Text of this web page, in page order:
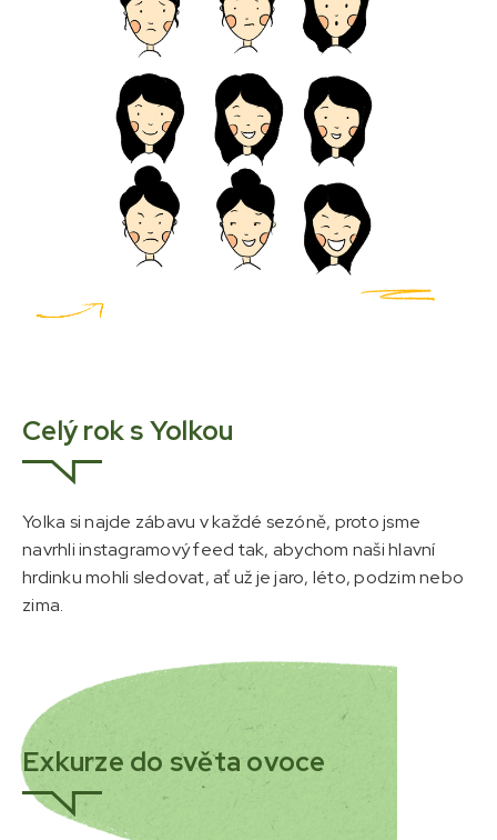
Celý rok s Yolkou
Yolka si najde zábavu v každé sezóně, proto jsme
navrhli instagramový feed tak, abychom naši hlavní
hrdinku mohli sledovat, ať už je jaro, léto, podzim nebo
zima.
Exkurze do světa ovoce